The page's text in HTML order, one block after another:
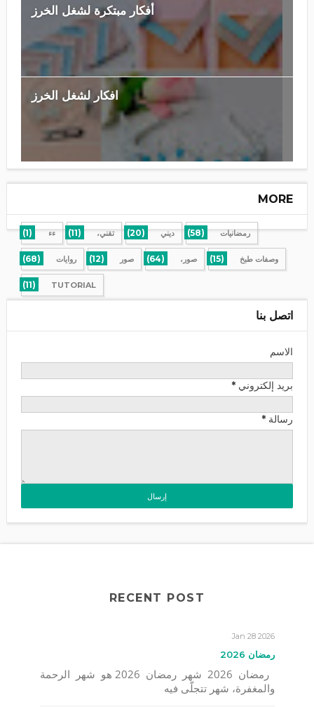
أفكار مبتكرة لشغل الخرز
افكار لشغل الخرز
MORE
ءء (1) تقني، (11) ديني (20) رمضانيات (58)
روايات (68) صور (12) صور، (64) وصفات طبخ (15)
TUTORIAL
(11)
اتصل بنا
الاسم
بريد إلكتروني *
رسالة *
RECENT POST
Jan 28 2026
رمضان 2026
رمضان 2026 شهر رمضان 2026 هو شهر الرحمة
والمغفرة، شهر تتجلّى فيه